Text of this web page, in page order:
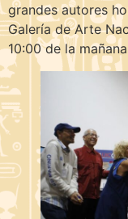
grandes autores
Galería de Arte
10:00 de la